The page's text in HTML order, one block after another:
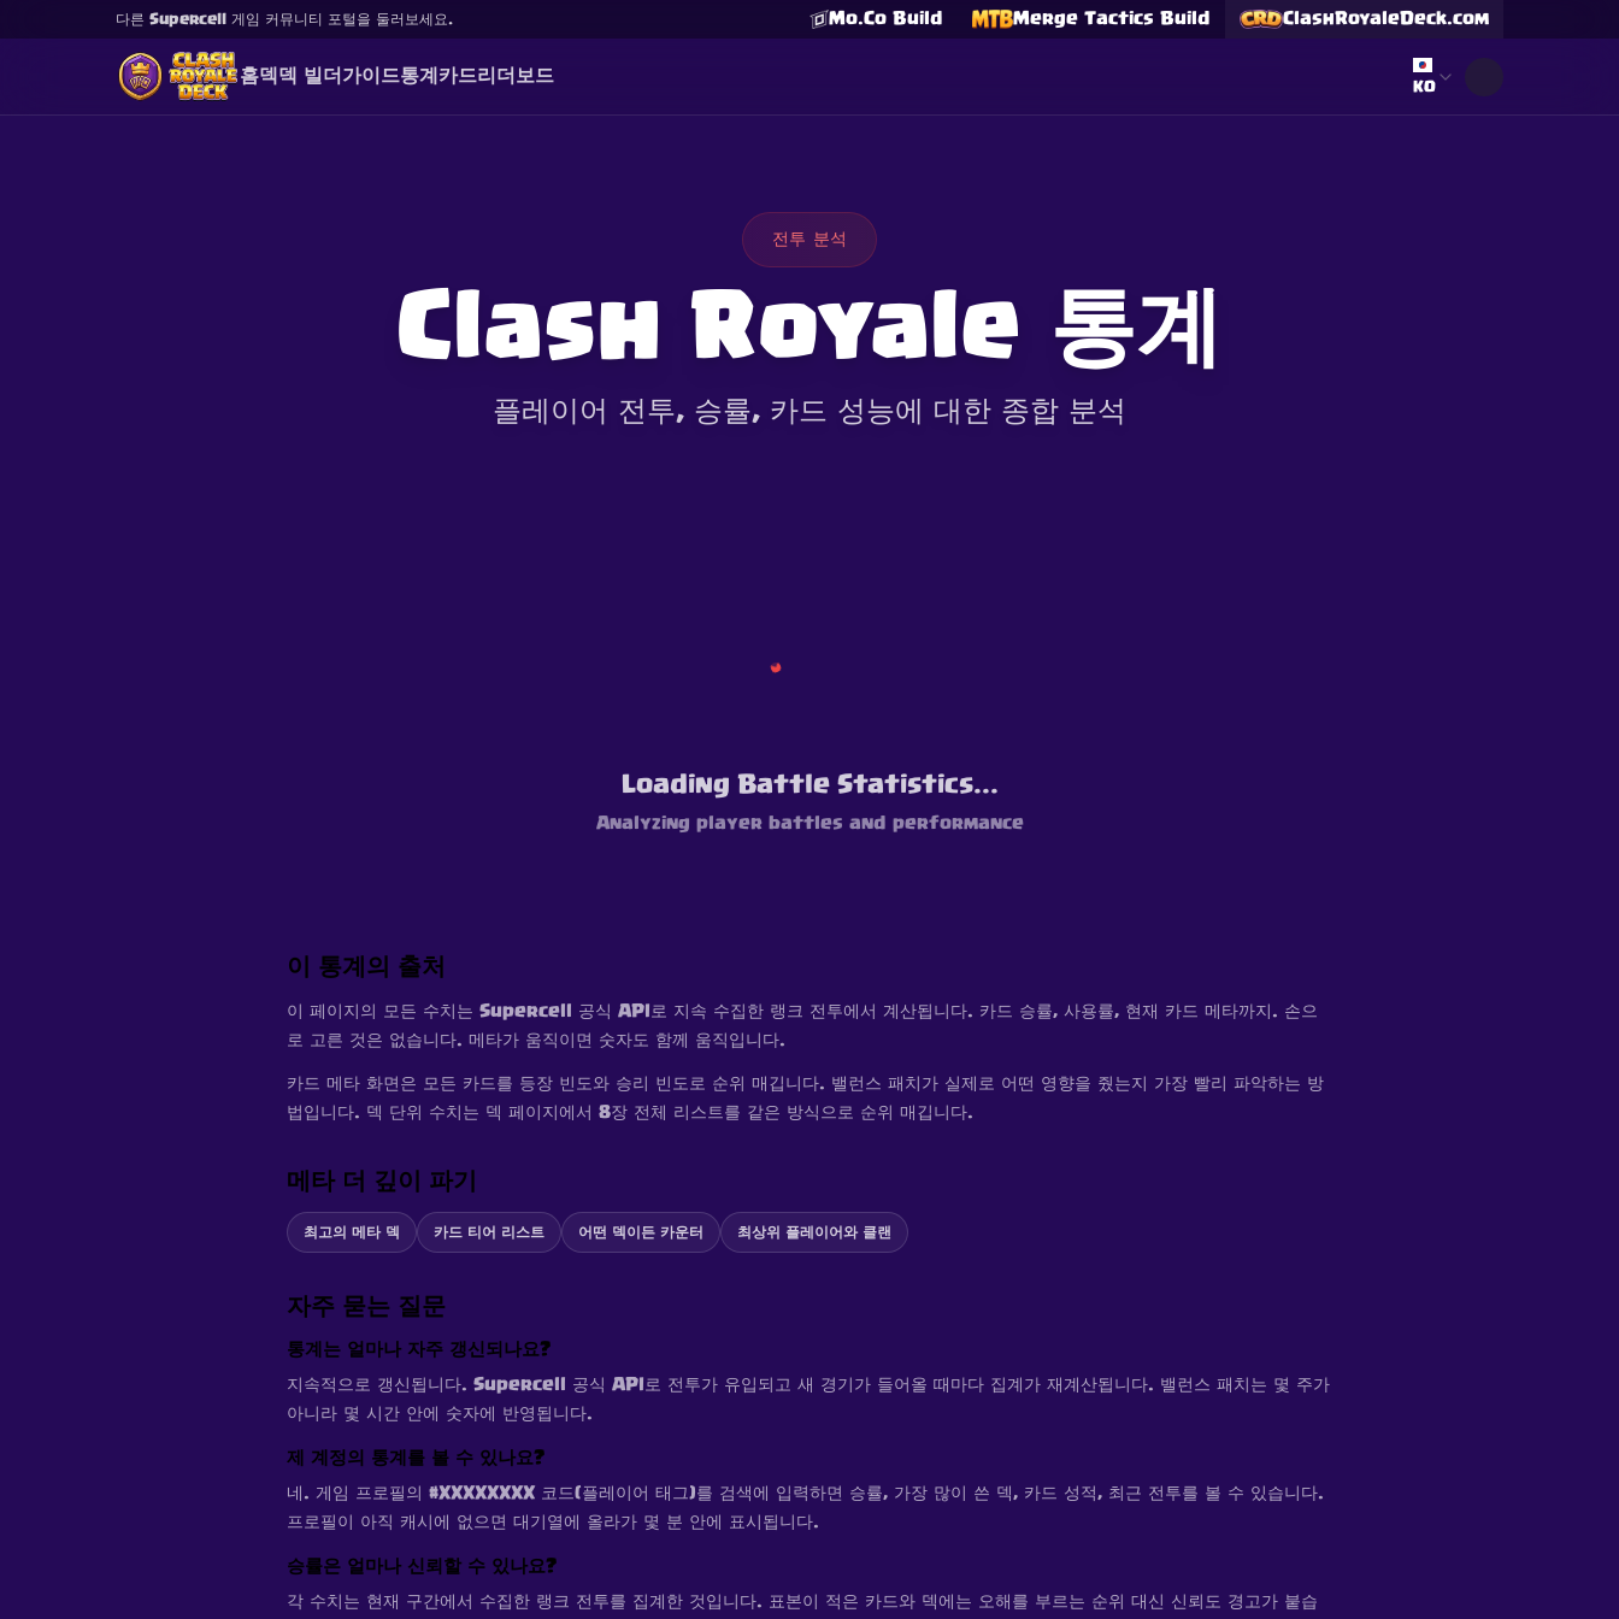
다른 Supercell 게임 커뮤니티 포털을 둘러보세요. Mo.Co Build Merge Tactics Build ClashRoyaleDeck.com
홈덱 덱 빌더 가이드통계 카드리더보드
Select language
KO
전투 분석
Clash Royale 통계
플레이어 전투, 승률, 카드 성능에 대한 종합 분석
Loading Battle Statistics...
Analyzing player battles and performance
이 통계의 출처
이 페이지의 모든 수치는 Supercell 공식 API로 지속 수집한 랭크 전투에서 계산됩니다. 카드 승률, 사용률, 현재 카드 메타까지. 손으
로 고른 것은 없습니다. 메타가 움직이면 숫자도 함께 움직입니다.
카드 메타 화면은 모든 카드를 등장 빈도와 승리 빈도로 순위 매깁니다. 밸런스 패치가 실제로 어떤 영향을 줬는지 가장 빨리 파악하는 방
법입니다. 덱 단위 수치는 덱 페이지에서 8장 전체 리스트를 같은 방식으로 순위 매깁니다.
메타 더 깊이 파기
최고의 메타 덱 카드 티어 리스트 어떤 덱이든 카운터 최상위 플레이어와 클랜
자주 묻는 질문
통계는 얼마나 자주 갱신되나요?
지속적으로 갱신됩니다. Supercell 공식 API로 전투가 유입되고 새 경기가 들어올 때마다 집계가 재계산됩니다. 밸런스 패치는 몇 주가
아니라 몇 시간 안에 숫자에 반영됩니다.
제 계정의 통계를 볼 수 있나요?
네. 게임 프로필의 #XXXXXXXX 코드(플레이어 태그)를 검색에 입력하면 승률, 가장 많이 쓴 덱, 카드 성적, 최근 전투를 볼 수 있습니다.
프로필이 아직 캐시에 없으면 대기열에 올라가 몇 분 안에 표시됩니다.
승률은 얼마나 신뢰할 수 있나요?
각 수치는 현재 구간에서 수집한 랭크 전투를 집계한 것입니다. 표본이 적은 카드와 덱에는 오해를 부르는 순위 대신 신뢰도 경고가 붙습